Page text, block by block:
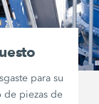
para su
de piezas de